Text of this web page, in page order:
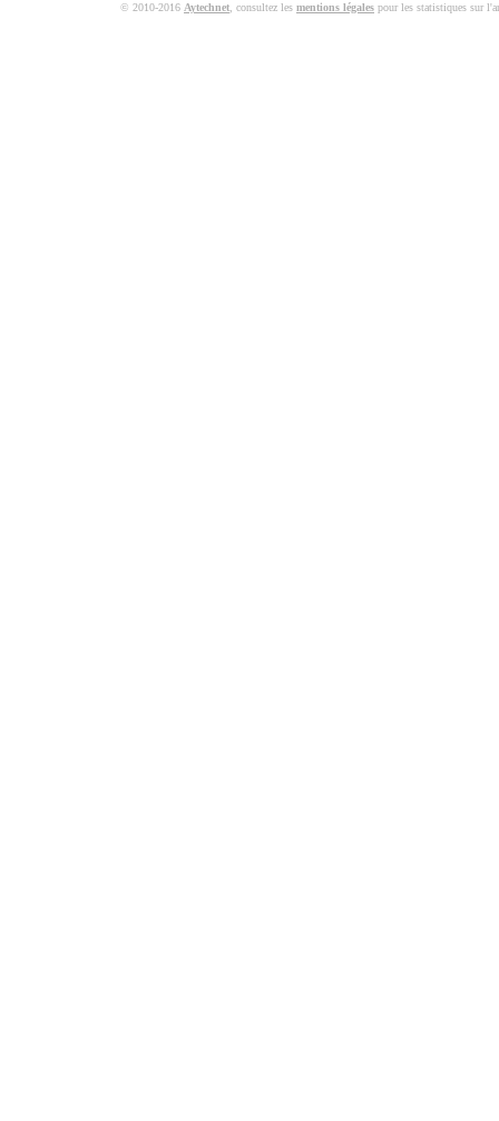
© 2010-2016 Aytechnet , consultez les mentions légales pour les statistiques sur